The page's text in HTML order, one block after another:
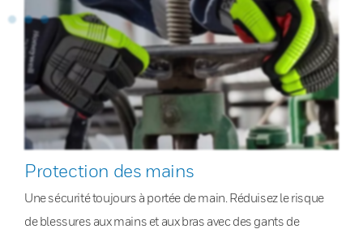
Protection des mains
Une sécurité toujours à portée de main. Réduisez le risque
de blessures aux mains et aux bras avec des gants de